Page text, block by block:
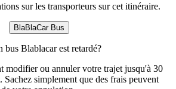
sur les transporteurs sur cet itinéraire.
BlaBlaCar Bus
bus Blablacar est retardé?
modifier ou annuler votre trajet jusqu'à 30
Sachez simplement que des frais peuvent